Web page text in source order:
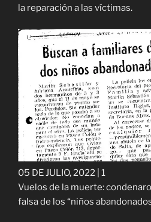
la reparación a las víctimas.
05 DE JULIO, 2022 | 1
Vuelos de la muerte:
falsa de los “niños